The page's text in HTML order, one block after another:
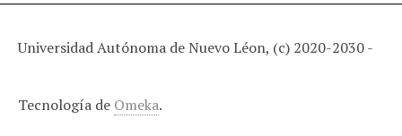
Universidad Autónoma de Nuevo Léon, (c) 2020-2030 -
Tecnología de Omeka.